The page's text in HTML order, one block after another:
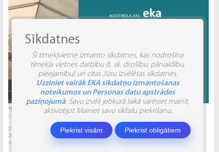
“INVENTIO 2026” ATSKATS
04.06.2026.
STUDĒJOŠO STARPTAUTISKĀ ZINĀTNISKI PRAKTISKĀ KONFERENCE “INVENTIO 2026”.
2026. gada 29. un 30. maijā Ekonomikas un kultūras augstskola sadarbībā ar
Alberta Koledžu organizēja Studējošo...
Sīkdatnes
Šī tīmekļvietne izmanto sīkdatnes, kas nodrošina
tīmekļa vietnes darbību (t. sk. drošību, pārvaldību,
pieejamību) un citas Jūsu izvēlētas sīkdatnes.
Uzziniet vairāk EKA sīkdatņu izmantošanas
noteikumos un Personas datu apstrādes
paziņojumā. Savu izvēli jebkurā laikā varēsiet mainīt,
aktivizējot Mainiet savu sīkfailu piekrišanu.
Piekrist visām Piekrist obligātiem